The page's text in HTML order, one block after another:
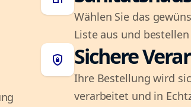
Wählen Sie das
Liste aus und
shield_lock Sichere
Ihre Bestellung wird
verarbeitet und in